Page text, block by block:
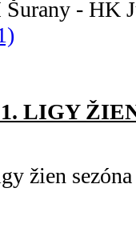
LIGY
žien